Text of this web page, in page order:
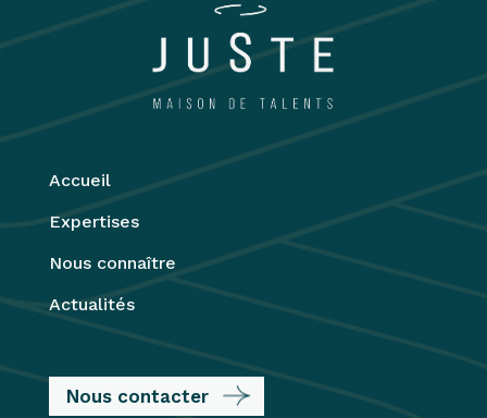
Accueil
Expertises
Nous connaître
Actualités
Nous contacter